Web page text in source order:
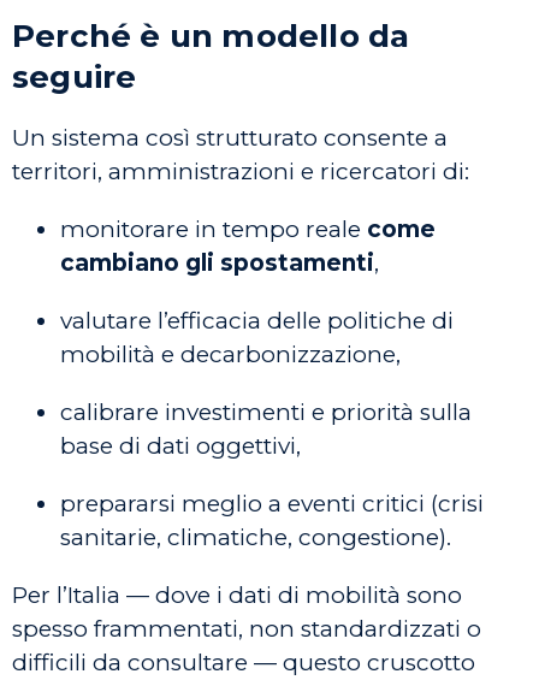
Perché è un modello da
seguire
Un sistema così strutturato consente a
territori, amministrazioni e ricercatori di:
monitorare in tempo reale come
cambiano gli spostamenti,
valutare l’efficacia delle politiche di
mobilità e decarbonizzazione,
calibrare investimenti e priorità sulla
base di dati oggettivi,
prepararsi meglio a eventi critici (crisi
sanitarie, climatiche, congestione).
Per l’Italia — dove i dati di mobilità sono
spesso frammentati, non standardizzati o
difficili da consultare — questo cruscotto